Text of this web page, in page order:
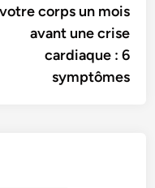
votre corps un mois
avant une crise
cardiaque : 6
symptômes